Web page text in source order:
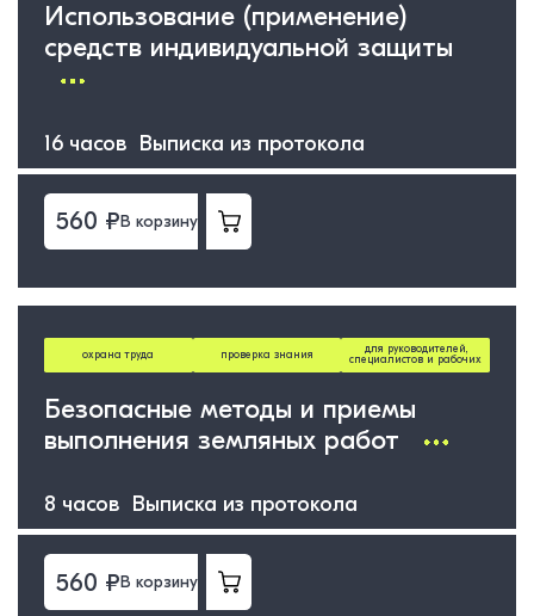
Использование (применение)
средств индивидуальной защиты
16 часов Выписка из протокола
560 ₽В корзину
охрана труда проверка знания
для руководителей,
специалистов и рабочих
Безопасные методы и приемы
выполнения земляных работ
8 часов Выписка из протокола
560 ₽В корзину